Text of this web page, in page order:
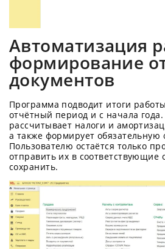
Автоматизация
формирование
документов
Программа подводит итоги
отчётный период и с начала года.
рассчитывает налоги и
а также формирует обязательную
Пользователю остаётся только
отправить их в соответствующие
сохранить.